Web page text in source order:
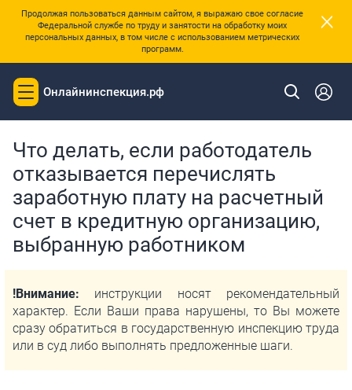
Продолжая пользоваться данным сайтом, я выражаю свое согласие
Федеральной службе по труду и занятости на обработку моих
персональных данных, в том числе с использованием метрических
программ.
×
Toggle
navigation
Онлайнинспекция.рф
Главная
Что делать, если работодатель
отказывается перечислять
заработную плату на расчетный
счет в кредитную организацию,
выбранную работником
!Внимание: инструкции носят рекомендательный
характер. Если Ваши права нарушены, то Вы можете
сразу обратиться в государственную инспекцию труда
или в суд либо выполнять предложенные шаги.